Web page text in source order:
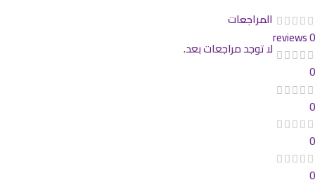
0 reviews
0
0
0
0
المراجعات
لا توجد مراجعات بعد.